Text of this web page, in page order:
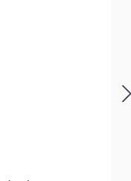
von 5 Sternen